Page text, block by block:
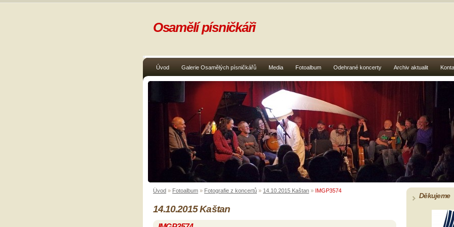
Úvod Galerie Osamělých písničkářů Media Fotoalbum Odehrané koncerty Archiv aktualit
Osamělí písničkáři
Úvod » Fotoalbum » Fotografie z koncertů » 14.10.2015 Kaštan » IMGP3574
14.10.2015 Kaštan
Děkujeme